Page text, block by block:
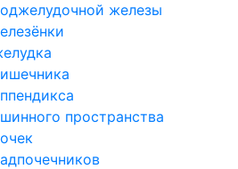
железы
пространства